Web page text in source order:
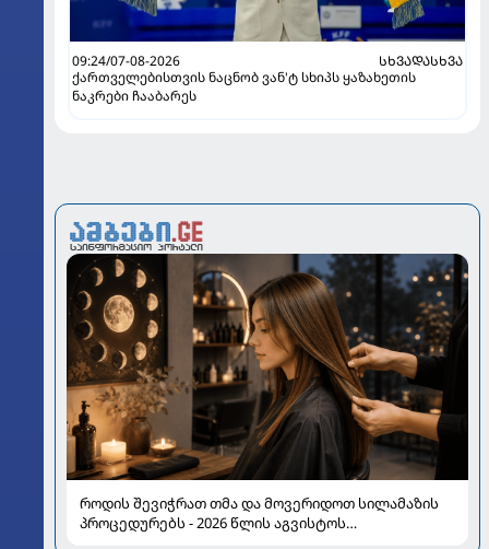
09:24/07-08-2026
ᲡᲮᲕᲐᲓᲐᲡᲮᲕᲐ
ქართველებისთვის ნაცნობ ვან'ტ სხიპს ყაზახეთის
ნაკრები ჩააბარეს
როდის შევიჭრათ თმა და მოვერიდოთ სილამაზის
პროცედურებს - 2026 წლის აგვისტოს